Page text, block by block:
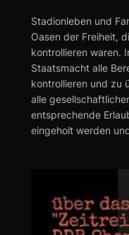
Stadionleben und
Oasen der Freiheit,
kontrollieren waren.
Staatsmacht alle
kontrollieren und zu
alle
entsprechende
eingeholt werden